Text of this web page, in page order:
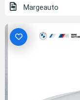
Margeauto